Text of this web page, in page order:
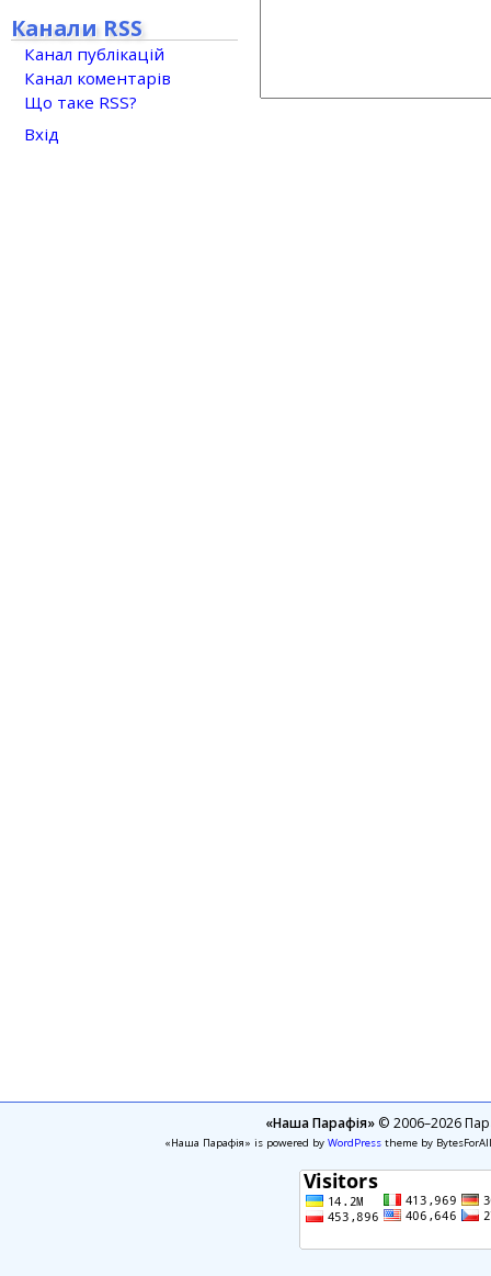
Канали RSS
Канал публікацій
Канал коментарів
Що таке RSS?
Вхід
«Наша Парафія»© 2006–2026
«Наша Парафія» is powered by WordPresstheme by